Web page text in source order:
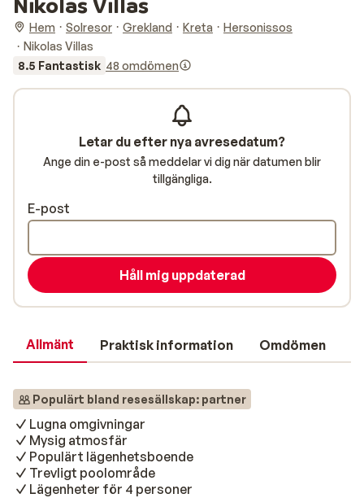
Hem Solresor Grekland Kreta
Hersonissos
Nikolas Villas
8.5 Fantastisk 48 omdömen
Allmänt Praktisk information Omdömen
Populärt bland resesällskap: partner
Lugna omgivningar
Mysig atmosfär
Populärt lägenhetsboende
Trevligt poolområde
Lägenheter för 4 personer
Letar du efter nya avresedatum?
Ange din e-post så meddelar vi dig när datumen blir
tillgängliga.
E-post
Håll mig uppdaterad